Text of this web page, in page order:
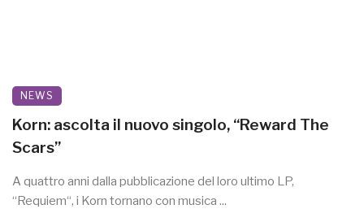
NEWS
Korn: ascolta il nuovo singolo, “Reward The
Scars”
A quattro anni dalla pubblicazione del loro ultimo LP,
“Requiem“, i Korn tornano con musica ...